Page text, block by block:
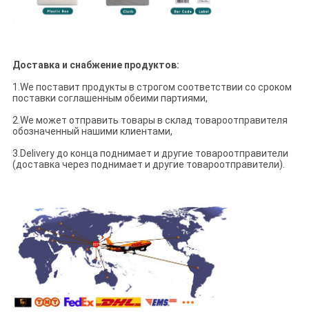
Доставка и снабжение продуктов:
1.We поставит продукты в строгом соответствии со сроком
поставки соглашенным обеими партиями,
2.We может отправить товары в склад товароотправителя
обозначенный нашими клиентами,
3.Delivery до конца поднимает и другие товароотправители
(доставка через поднимает и другие товароотправители).